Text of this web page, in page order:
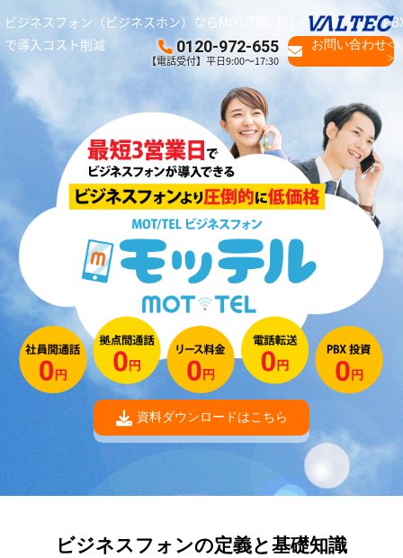
ビジネスフォン（ビジネスホン）ならMOT/TEL【公式】｜クラウド
で導入コスト削減
0120-972-655
【電話受付】平日9:00～17:30
お問い合わせ<
>
資料ダウンロードはこちら
ビジネスフォンの定義と基礎知識